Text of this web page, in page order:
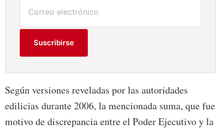
Suscribirse
Según versiones reveladas por las autoridades
edilicias durante 2006, la mencionada suma, que fue
motivo de discrepancia entre el Poder Ejecutivo y la